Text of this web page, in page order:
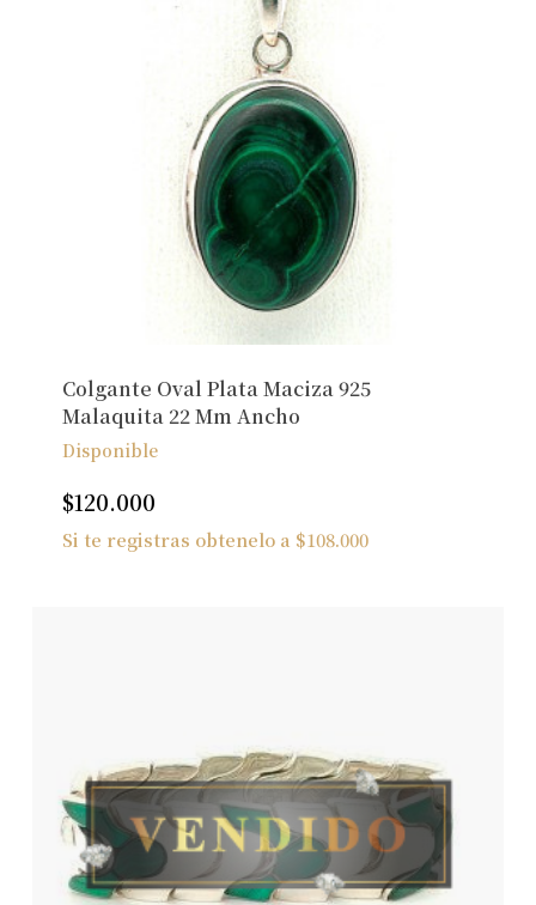
Colgante Oval Plata Maciza 925
Malaquita 22 Mm Ancho
Disponible
$120.000
Si te registras obtenelo a $108.000